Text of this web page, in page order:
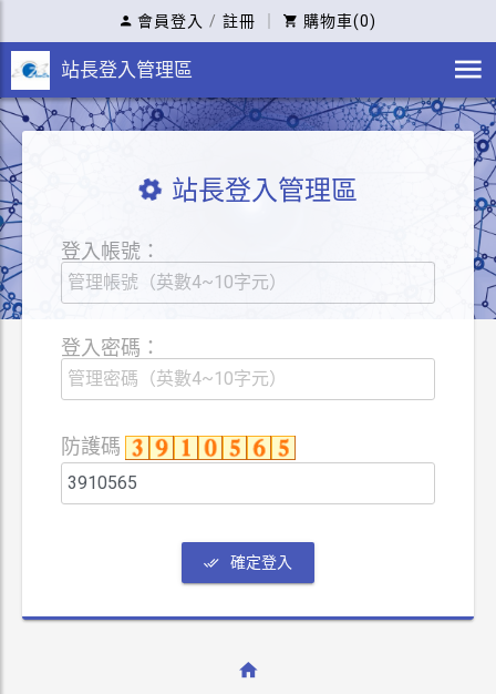
會員登入 / 註冊 購物車(0)
站長登入管理區
站長登入管理區
登入帳號：
登入密碼：
防護碼
確定登入